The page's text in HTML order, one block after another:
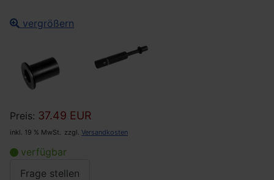
vergrößern
Preis: 37.49 EUR
inkl. 19 % MwSt. zzgl. Versandkosten
verfügbar
Frage stellen